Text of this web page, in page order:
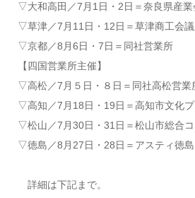
▽大和高田／7月1日・2日＝奈良県産業
▽草津／7月11日・12日＝草津商工会
▽京都／8月6日・7日＝同社営業所
【四国営業所主催】
▽高松／7月５日・８日＝同社高松営業
▽高知／7月18日・19日＝高知市文化
▽松山／7月30日・31日＝松山市総合
▽徳島／8月27日・28日＝アスティ徳島
詳細は下記まで。